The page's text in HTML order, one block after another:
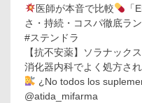
医師が本音で比較
「
さ・持続・コスパ徹底ラ
#ステンドラ
【抗不安薬】ソラナック
消化器内科でよく処方さ
¿No todos los
@atida_mifarma